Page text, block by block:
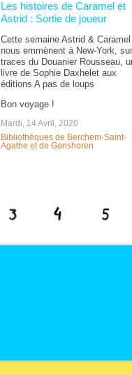
Les histoires de Caramel et
Astrid : Sortie de joueur
Cette semaine Astrid & Caramel
nous emmènent à New-York,
traces du Douanier Rousseau,
livre de Sophie Daxhelet aux
éditions A pas de loups
Bon voyage !
Mardi, 14 Avril, 2020
Bibliothèques de Berchem-Saint-
Agathe et de Ganshoren